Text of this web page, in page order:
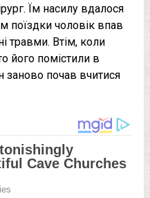
Їм насилу вдалося
поїздки чоловік впав
травми. Втім, коли
його помістили в
заново почав вчитися